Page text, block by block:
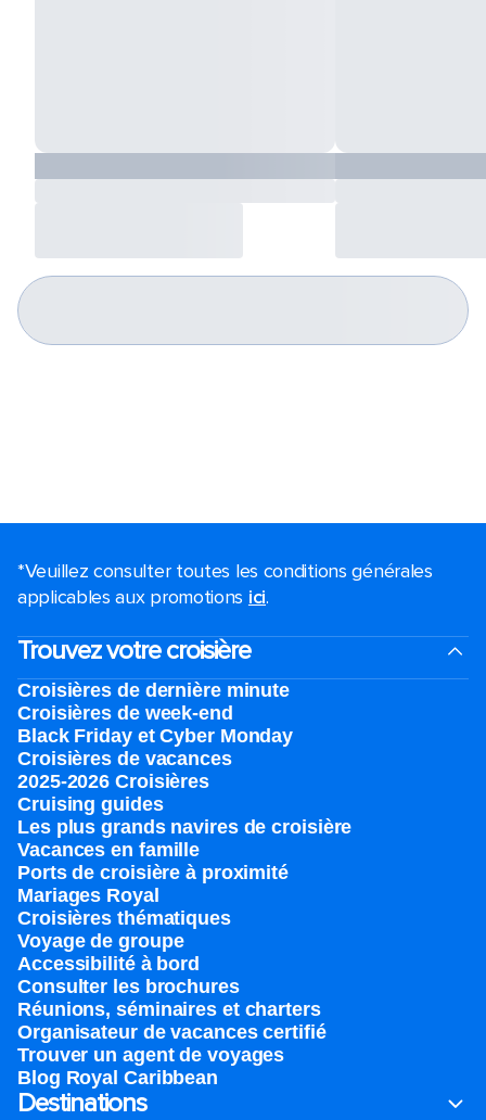
*Veuillez consulter toutes les conditions générales
applicables aux promotions ici.
Trouvez votre croisière
Croisières de dernière minute
Croisières de week-end
Black Friday et Cyber Monday
Croisières de vacances
2025-2026 Croisières
Cruising guides
Les plus grands navires de croisière
Vacances en famille
Ports de croisière à proximité
Mariages Royal
Croisières thématiques
Voyage de groupe​
Accessibilité à bord​
Consulter les brochures
Réunions, séminaires et charters
Organisateur de vacances certifié
Trouver un agent de voyages
Blog Royal Caribbean
Destinations